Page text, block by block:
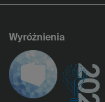
Wyróżnienia